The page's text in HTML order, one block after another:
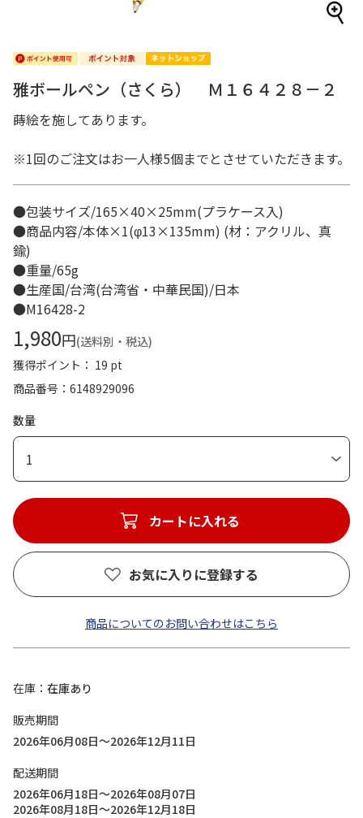
雅ボールペン（さくら） Ｍ１６４２８－２
蒔絵を施してあります。
※1回のご注文はお一人様5個までとさせていただきます。
●包装サイズ/165×40×25mm(プラケース入)
●商品内容/本体×1(φ13×135mm) (材：アクリル、真
鍮)
●重量/65g
●生産国/台湾(台湾省・中華民国)/日本
●M16428-2
1,980円(送料別・税込)
獲得ポイント： 19 pt
商品番号
6148929096
数量
1
カートに入れる
お気に入りに登録する
商品についてのお問い合わせはこちら
在庫
在庫あり
販売期間
2026年06月08日～2026年12月11日
配送期間
2026年06月18日～2026年08月07日
2026年08月18日～2026年12月18日